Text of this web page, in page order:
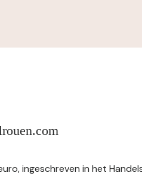
ingeschreven in het